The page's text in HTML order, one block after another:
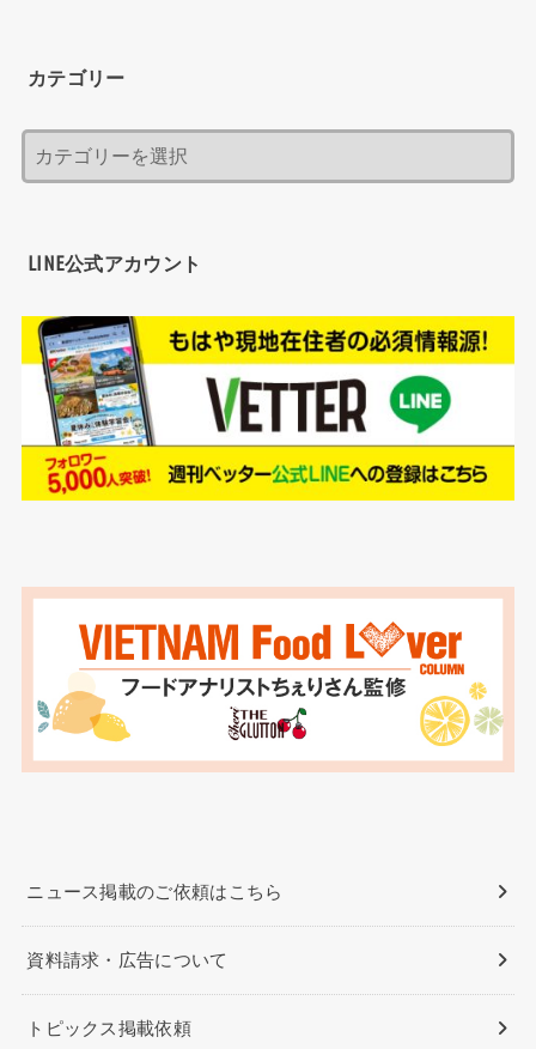
カテゴリー
LINE公式アカウント
ニュース掲載のご依頼はこちら
資料請求・広告について
トピックス掲載依頼